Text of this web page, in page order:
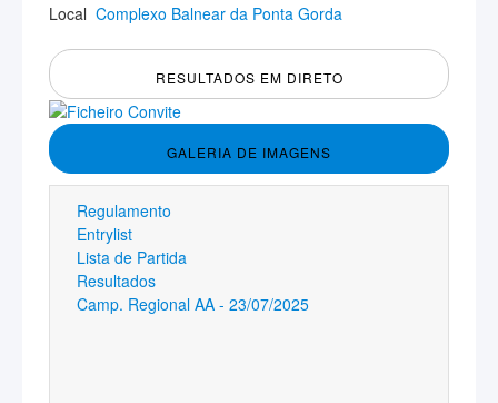
Local Complexo Balnear da Ponta Gorda
RESULTADOS EM DIRETO
GALERIA DE IMAGENS
Regulamento
Entrylist
Lista de Partida
Resultados
Camp. Regional AA - 23/07/2025